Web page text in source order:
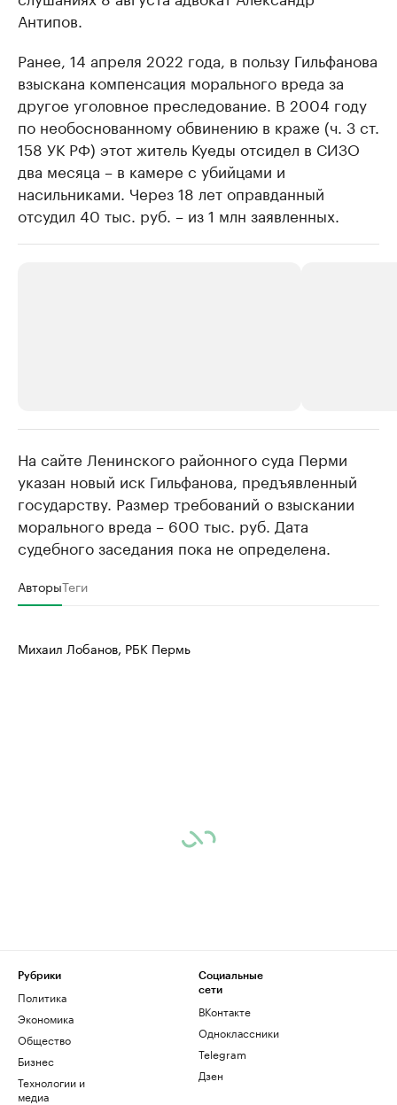
Антипов.
Ранее, 14 апреля 2022 года, в пользу Гильфанова
взыскана компенсация морального вреда за
другое уголовное преследование. В 2004 году
по необоснованному обвинению в краже (ч. 3 ст.
158 УК РФ) этот житель Куеды отсидел в СИЗО
два месяца – в камере с убийцами и
насильниками. Через 18 лет оправданный
отсудил 40 тыс. руб. – из 1 млн заявленных.
Крупные организации в
нефтегазовой промышленности
Найдите и проверьте данные в каталоге Посмотрите
На сайте Ленинского районного суда Перми
указан новый иск Гильфанова, предъявленный
государству. Размер требований о взыскании
морального вреда – 600 тыс. руб. Дата
судебного заседания пока не определена.
АвторыТеги
Михаил Лобанов, РБК Пермь
Рубрики
Политика
Экономика
Общество
Бизнес
Технологии и
медиа
Социальные
сети
ВКонтакте
Одноклассники
Telegram
Дзен